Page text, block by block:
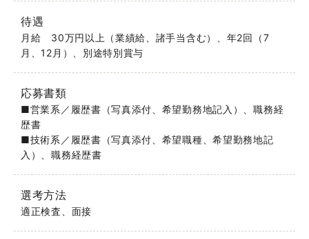
待遇
月給 30万円以上（業績給、諸手当含む）、年2回（7
月、12月）、別途特別賞与
応募書類
■営業系／履歴書（写真添付、希望勤務地記入）、職務経
歴書
■技術系／履歴書（写真添付、希望職種、希望勤務地記
入）、職務経歴書
選考方法
適正検査、面接